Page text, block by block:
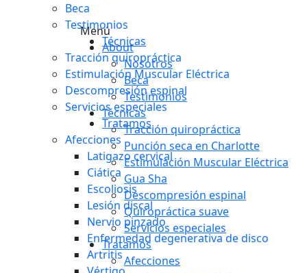
Beca
Testimonios
Técnicas
Tracción quiropráctica
Estimulación Muscular Eléctrica
Descompresión espinal
Servicios especiales
Tratamos
Afecciones
Latigazo cervical
Ciática
Escoliosis
Lesión discal
Nervio pinzado
Enfermedad degenerativa de disco
Artritis
Menú
About
Nosotros
Beca
Testimonios
Técnicas
Tracción quiropráctica
Punción seca en Charlotte
Estimulación Muscular Eléctrica
Gua Sha
Descompresión espinal
Quiropráctica suave
Servicios especiales
Tratamos
Afecciones